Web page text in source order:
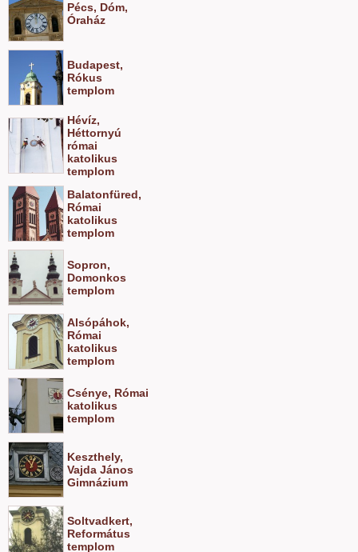
Pécs, Dóm,
Óraház
Budapest,
Rókus
templom
Hévíz,
Héttornyú
római
katolikus
templom
Balatonfüred,
Római
katolikus
templom
Sopron,
Domonkos
templom
Alsópáhok,
Római
katolikus
templom
Csénye, Római
katolikus
templom
Keszthely,
Vajda János
Gimnázium
Soltvadkert,
Református
templom